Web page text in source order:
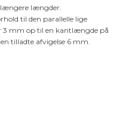
længder.
til den parallelle lige
3 mm op til en kantlængde på
tilladte afvigelse 6 mm.